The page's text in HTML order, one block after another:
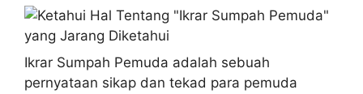
Ikrar Sumpah Pemuda adalah sebuah
pernyataan sikap dan tekad para pemuda